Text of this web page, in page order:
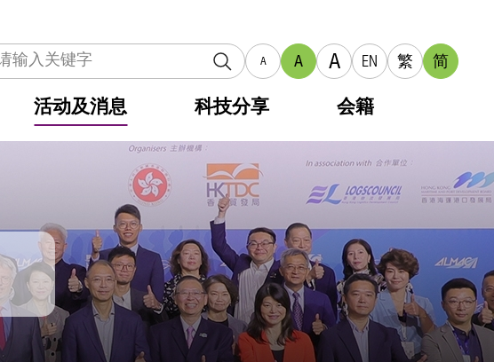
A A A EN 繁 简
活动及消息 科技分享 会籍